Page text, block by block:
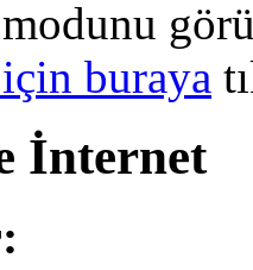
modunu
buraya
İnternet